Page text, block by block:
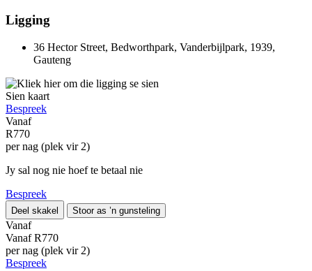
Ligging
36 Hector Street, Bedworthpark, Vanderbijlpark, 1939,
Gauteng
Sien kaart
Bespreek
Vanaf
R770
per nag (plek vir 2)
Jy sal nog nie hoef te betaal nie
Bespreek
Deel skakel Stoor as ’n gunsteling
Vanaf
Vanaf R770
per nag (plek vir 2)
Bespreek